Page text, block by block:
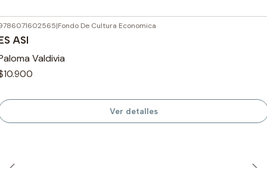
Agotado |Fondo De Cultura Economica
ASI
Valdivia
Ver detalles